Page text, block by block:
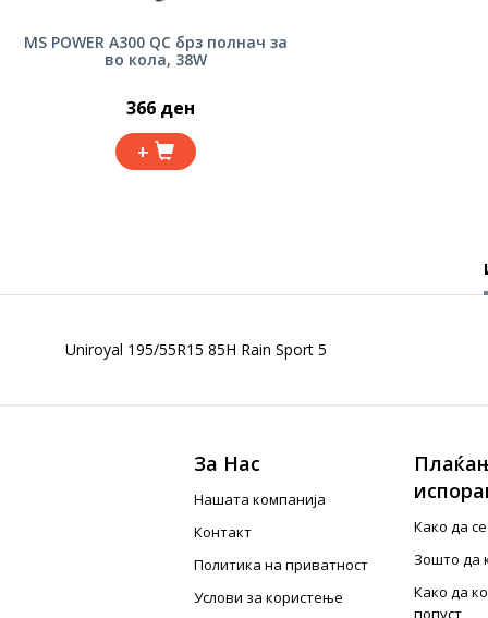
MS POWER A300 QC брз полнач за
во кола, 38W
366 ден
+
Uniroyal 195/55R15 85H Rain Sport 5
За Нас
Нашата компанија
Контакт
Политика на приватност
Услови за користење
Како да
Зошто да
Како да
попуст